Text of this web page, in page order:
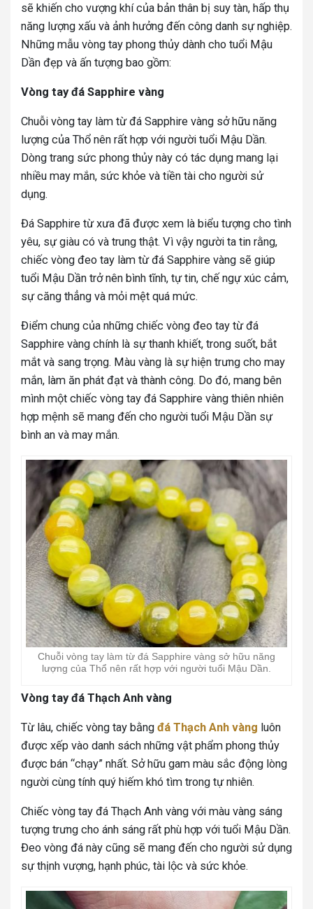
sẽ khiến cho vượng khí của bản thân bị suy tàn, hấp thụ
năng lượng xấu và ảnh hưởng đến công danh sự nghiệp.
Những mẫu vòng tay phong thủy dành cho tuổi Mậu
Dần đẹp và ấn tượng bao gồm:
Vòng tay đá Sapphire vàng
Chuỗi vòng tay làm từ đá Sapphire vàng sở hữu năng
lượng của Thổ nên rất hợp với người tuổi Mậu Dần.
Dòng trang sức phong thủy này có tác dụng mang lại
nhiều may mắn, sức khỏe và tiền tài cho người sử
dụng.
Đá Sapphire từ xưa đã được xem là biểu tượng cho tình
yêu, sự giàu có và trung thật. Vì vậy người ta tin rằng,
chiếc vòng đeo tay làm từ đá Sapphire vàng sẽ giúp
tuổi Mậu Dần trở nên bình tĩnh, tự tin, chế ngự xúc cảm,
sự căng thẳng và mỏi mệt quá mức.
Điểm chung của những chiếc vòng đeo tay từ đá
Sapphire vàng chính là sự thanh khiết, trong suốt, bắt
mắt và sang trọng. Màu vàng là sự hiện trưng cho may
mắn, làm ăn phát đạt và thành công. Do đó, mang bên
mình một chiếc vòng tay đá Sapphire vàng thiên nhiên
hợp mệnh sẽ mang đến cho người tuổi Mậu Dần sự
bình an và may mắn.
Chuỗi vòng tay làm từ đá Sapphire vàng sở hữu năng
lượng của Thổ nên rất hợp với người tuổi Mậu Dần.
Vòng tay đá Thạch Anh vàng
Từ lâu, chiếc vòng tay bằng đá Thạch Anh vàng luôn
được xếp vào danh sách những vật phẩm phong thủy
được bán “chạy” nhất. Sở hữu gam màu sắc động lòng
người cùng tính quý hiếm khó tìm trong tự nhiên.
Chiếc vòng tay đá Thạch Anh vàng với màu vàng sáng
tượng trưng cho ánh sáng rất phù hợp với tuổi Mậu Dần.
Đeo vòng đá này cũng sẽ mang đến cho người sử dụng
sự thịnh vượng, hạnh phúc, tài lộc và sức khỏe.